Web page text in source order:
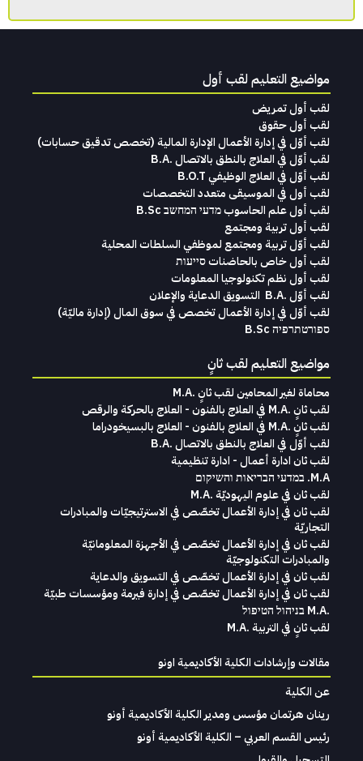
مواضيع التعليم لقب أول
لقب أول تمريض
لقب أول حقوق
لقب‭ ‬أوّل‭ ‬في‭ ‬إدارة‭ ‬الأعمال الإدارة‭ ‬المالية (تخصص‭ ‬تدقيق‭ ‬حسابات)‬
لقب أوّل في العلاج بالنطق بالاتصال .B.A
لقب أوّل في العلاج الوظيفي B.O.T
لقب‭ ‬أول في‭ ‬الموسيقى‭ ‬متعدد‭ ‬التخصصات‭
لقب أول علم الحاسوب מדעי המחשב B.Sc
لقب أول تربية ومجتمع
لقب أوّل تربية ومجتمع لموظفي السلطات المحلية
لقب أول خاص بالحاضنات סייעות
لقب أول نظم تكنولوجيا المعلومات
لقب‭ ‬أوّل .‭ ‬B.A التسويق‭ ‬الدعاية‭ ‬والإعلان
لقب‭ ‬أوّل‭ ‬في‭ ‬إدارة‭ ‬الأعمال تخصص‭ ‬في‭ ‬سوق‭ ‬المال ‭)‬إدارة‭ ‬ماليّة‭ (
ספורטתרפיה B.Sc
مواضيع التعليم لقب ثانٍ
محاماة‭ ‬لغير‭ ‬المحامين لقب‭ ‬ثانٍ .‭ ‬M.A
لقب ثانٍ .M.A في العلاج بالفنون - العلاج بالحركة والرقص
لقب ثانٍ .M.A في العلاج بالفنون - العلاج بالبسيخودراما
لقب أوّل في العلاج بالنطق بالاتصال .B.A
لقب ثان ادارة أعمال - ادارة تنظيمية
M.A. במדעי הבריאות והשיקום
لقب ثان في علوم اليهوديّة .M.A
لقب ثان في إدارة الأعمال تخصّص في الاسترتيجيّات والمبادرات
التجاريّة
لقب ثان في إدارة الأعمال تخصّص في الأجهزة المعلومانيّة
والمبادرات التكنولوجيّة
لقب ثان في إدارة الأعمال تخصّص في التسويق والدعاية
لقب ثان في إدارة الأعمال تخصّص في إدارة فيرمة ومؤسسات طبيّة
.M.A בניהול הטיפול
لقب ثانٍ في التربية .M.A
مقالات وإرشادات الكلية الأكاديمية اونو
عن الكلية
رينان هرتمان مؤسس ومدير الكلية الأكاديمية أونو
رئيس القسم العربي – الكلية الأكاديمية أونو